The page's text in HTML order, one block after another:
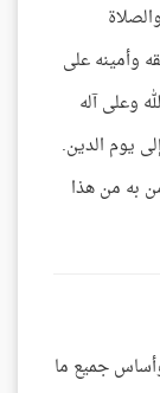
وأمينه على
وعلى آله
يوم الدين.
به من هذا
جميع ما